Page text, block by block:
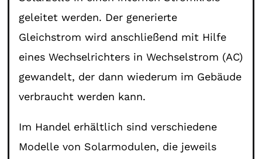
geleitet werden. Der generierte
Gleichstrom wird anschließend mit Hilfe
eines Wechselrichters in Wechselstrom (AC)
gewandelt, der dann wiederum im Gebäude
verbraucht werden kann.
Im Handel erhältlich sind verschiedene
Modelle von Solarmodulen, die jeweils